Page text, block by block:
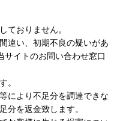
ておりません。
違い、初期不良の疑いがあ
サイトのお問い合わせ窓口
。
により不足分を調達できな
分を返金致します。